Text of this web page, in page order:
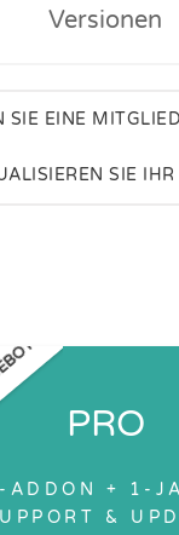
Versionen
SIE EINE
SIE IHR
PRO
ADDON + 1-
&